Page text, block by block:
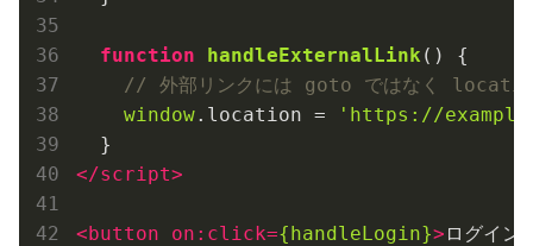
function handleExternalLink ( ) {
// 外部リンクには goto ではなく
window.location =
'https://
</script>
<button on:click={handleLogin}> ログイン